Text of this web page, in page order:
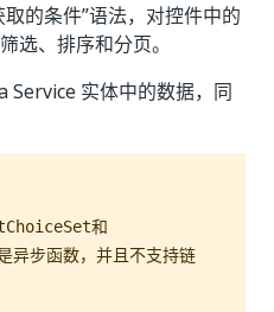
的条件”语法，对控件中的
选、排序和分页。
Service 实体中的数据，同
和
异步函数，并且不支持链